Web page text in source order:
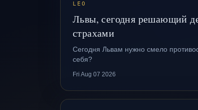
LEO
Львы, сегодня решающий
страхами
Сегодня Львам нужно смело
себя?
Fri Aug 07 2026